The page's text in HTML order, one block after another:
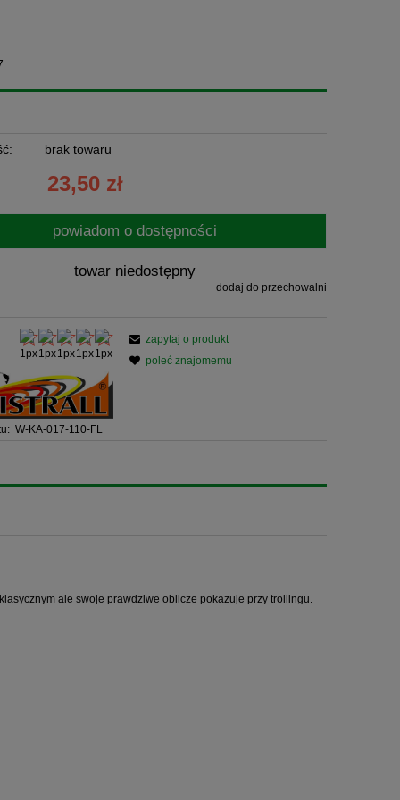
brak towaru
23,50 zł
powiadom o dostępności
towar niedostępny
dodaj do przechowalni
W-KA-017-110-FL
zapytaj o produkt
poleć znajomemu
ale swoje prawdziwe oblicze pokazuje przy trollingu.